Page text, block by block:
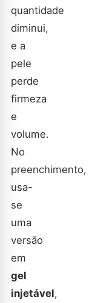
quantidade
diminui,
e a
pele
perde
firmeza
e
volume.
No
preenchimento,
usa-
se
uma
versão
em
gel
injetável,